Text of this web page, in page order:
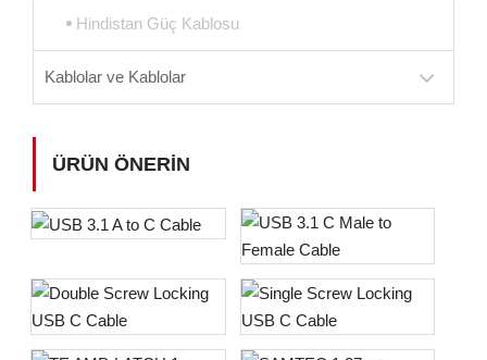
Hindistan Güç Kablosu
Kablolar ve Kablolar
ÜRÜN ÖNERIN